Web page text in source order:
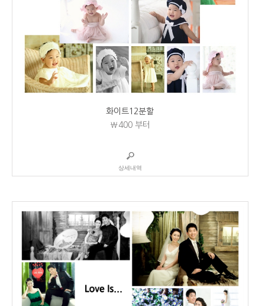
화이트12분할
₩400부터
상세내역